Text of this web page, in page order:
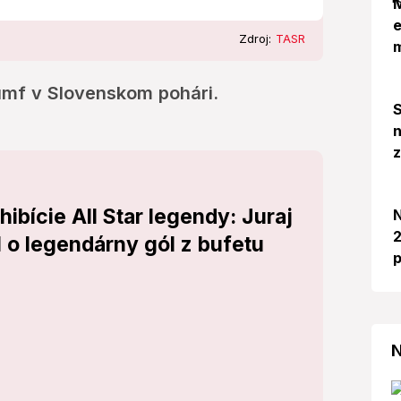
Zdroj: TASR
v Slovenskom pohári.
All Star legendy: Juraj
legendárny gól z bufetu